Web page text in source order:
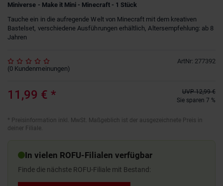
Miniverse - Make it Mini - Minecraft - 1 Stück
Tauche ein in die aufregende Welt von Minecraft mit dem kreativen
Bastelset, verschiedene Ausführungen erhältlich, Altersempfehlung: ab 8
Jahren
ArtNr: 277392
(0 Kundenmeinungen)
11,99 € * UVP 12,99 €
Sie sparen 7 %
* Preisinformation inkl. MwSt. Maßgeblich ist der ausgezeichnete Preis in
deiner Filiale.
In vielen ROFU-Filialen verfügbar
Finde die nächste ROFU-Filiale mit Bestand: